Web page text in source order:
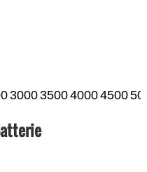
3000350040004500